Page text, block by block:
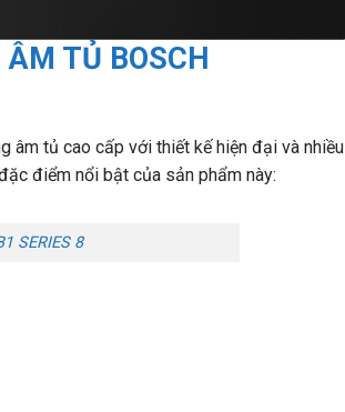
ÂM TỦ BOSCH
âm tủ cao cấp với thiết kế hiện đại và nhiều
điểm nổi bật của sản phẩm này:
SERIES 8